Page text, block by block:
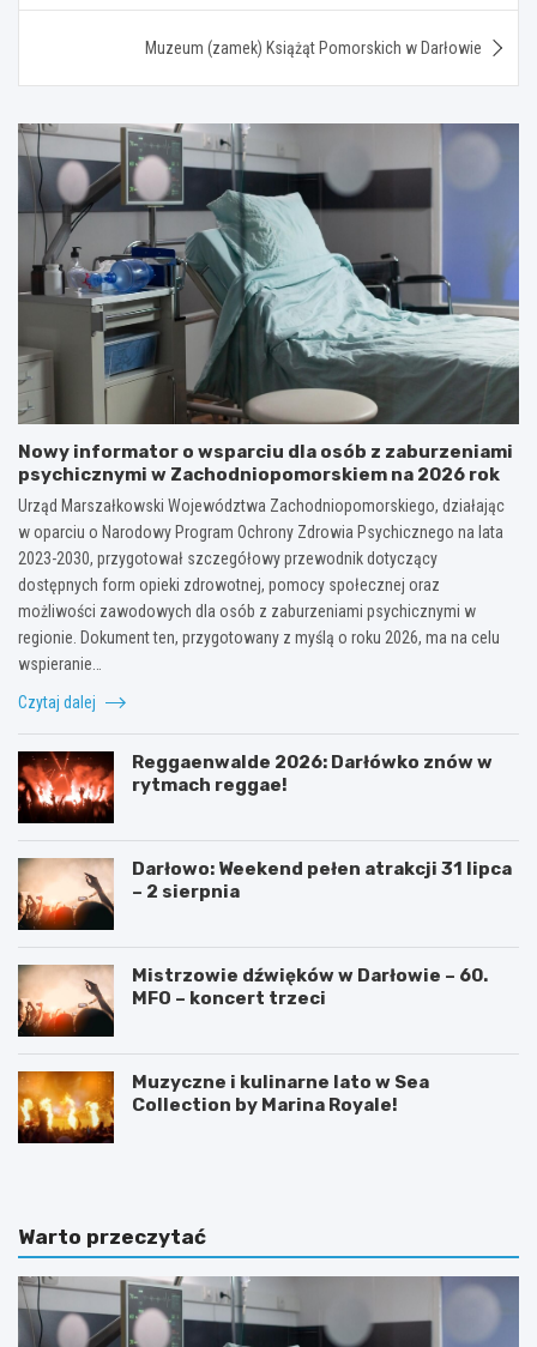
Muzeum (zamek) Książąt Pomorskich w Darłowie
Nowy informator o wsparciu dla osób z zaburzeniami
psychicznymi w Zachodniopomorskiem na 2026 rok
Urząd Marszałkowski Województwa Zachodniopomorskiego, działając
w oparciu o Narodowy Program Ochrony Zdrowia Psychicznego na lata
2023-2030, przygotował szczegółowy przewodnik dotyczący
dostępnych form opieki zdrowotnej, pomocy społecznej oraz
możliwości zawodowych dla osób z zaburzeniami psychicznymi w
regionie. Dokument ten, przygotowany z myślą o roku 2026, ma na celu
wspieranie…
Czytaj dalej
Reggaenwalde 2026: Darłówko znów w
rytmach reggae!
Darłowo: Weekend pełen atrakcji 31 lipca
– 2 sierpnia
Mistrzowie dźwięków w Darłowie – 60.
MFO – koncert trzeci
Muzyczne i kulinarne lato w Sea
Collection by Marina Royale!
Warto przeczytać